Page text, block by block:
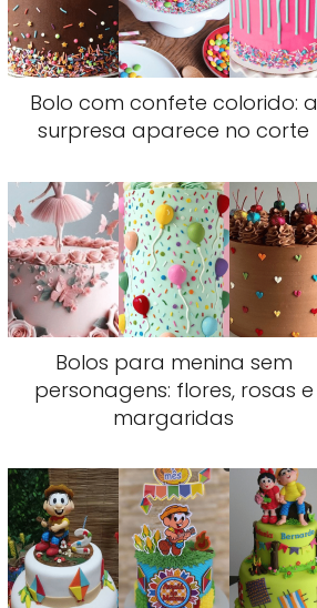
Bolo com confete colorido: a
surpresa aparece no corte
Bolos para menina sem
personagens: flores, rosas e
margaridas